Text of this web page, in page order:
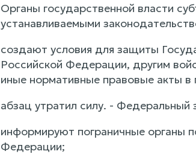
Органы государственной власти
устанавливаемыми
создают условия для защиты
Российской Федерации, другим
иные нормативные правовые акты
абзац утратил силу. -
информируют пограничные органы
Федерации;